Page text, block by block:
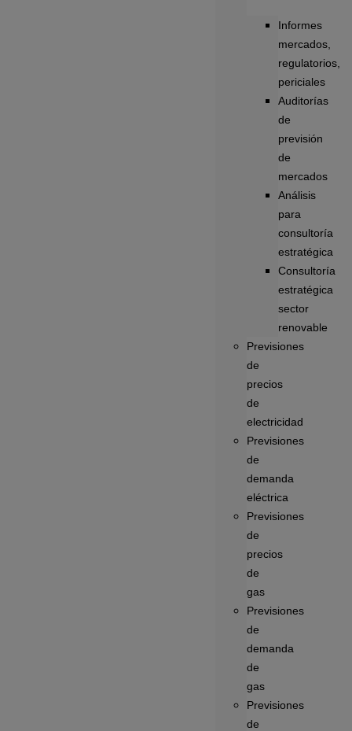
Informes
mercados,
regulatorios,
periciales
Auditorías
de
previsión
de
mercados
Análisis
para
consultoría
estratégica
Consultoría
estratégica
sector
renovable
Previsiones
de
precios
de
electricidad
Previsiones
de
demanda
eléctrica
Previsiones
de
precios
de
gas
Previsiones
de
demanda
de
gas
Previsiones
de